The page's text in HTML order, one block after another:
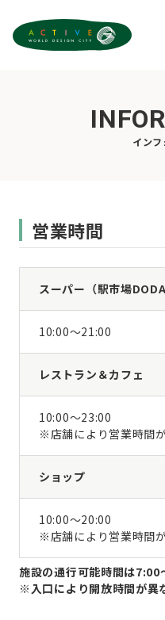
イン
営業時間
スーパー（駅市場
10:00〜21:00
レストラン＆カフェ
10:00～23:00
※店舗により営業時間
ショップ
10:00～20:00
※店舗により営業時間
施設の通行可能時間は
※入口により開放時間が異